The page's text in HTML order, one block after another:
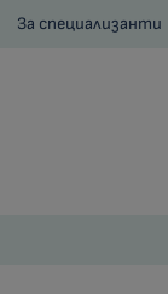
За специализанти